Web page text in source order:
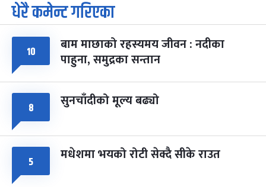
७
आइत
पूर्णिमा व्रत
चैत्र ७, २०८३-Mar 21, 2027
८ फागुपूर्णिमा
चैत्र ८, २०८३-Mar 22, 2027
७ महिना बाँकी
धेरै कमेन्ट गरिएका
१० बाम माछाको रहस्यमय जीवन : नदीका
पाहुना, समुद्रका सन्तान
८ सुनचाँदीको मूल्य बढ्यो
५ मधेशमा भयको रोटी सेक्दै सीके राउत